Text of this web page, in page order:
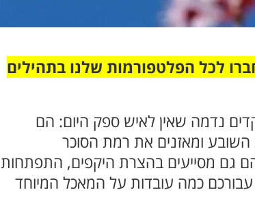
לכל הפלטפורמות שלנו בתהילים
נדמה שאין לאיש ספק היום: הם
השובע ומאזנים את רמת הסוכר
גם מסייעים בהצרת היקפים, התפתחות
עבורכם כמה עובדות על המאכל המיוחד